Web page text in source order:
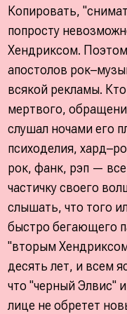
Копировать,
попросту
Хендриксом.
апостолов
всякой рекламы.
мертвого,
слушал ночами его
психоделия,
рок, фанк, рэп —
частичку своего
слышать, что того
быстро бегающего
"вторым
десять лет, и всем
что "черный Элвис"
лице не обретет